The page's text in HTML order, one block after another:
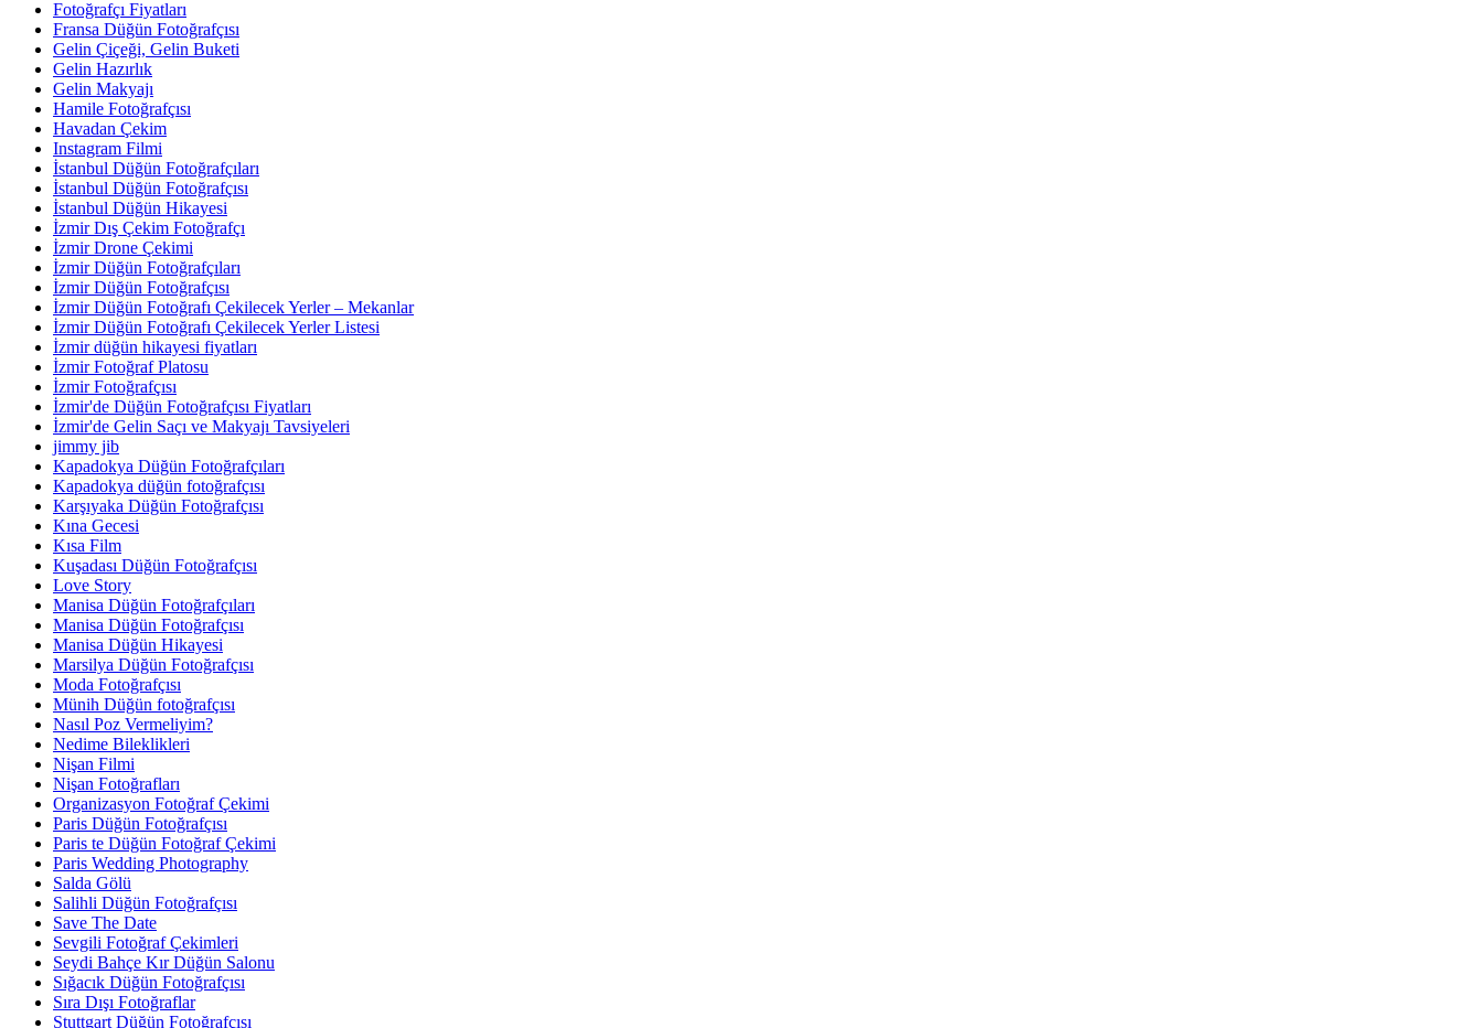
Fotoğrafçı Fiyatları
Fransa Düğün Fotoğrafçısı
Gelin Çiçeği, Gelin Buketi
Gelin Hazırlık
Gelin Makyajı
Hamile Fotoğrafçısı
Havadan Çekim
Instagram Filmi
İstanbul Düğün Fotoğrafçıları
İstanbul Düğün Fotoğrafçısı
İstanbul Düğün Hikayesi
İzmir Dış Çekim Fotoğrafçı
İzmir Drone Çekimi
İzmir Düğün Fotoğrafçıları
İzmir Düğün Fotoğrafçısı
İzmir Düğün Fotoğrafı Çekilecek Yerler – Mekanlar
İzmir Düğün Fotoğrafı Çekilecek Yerler Listesi
İzmir düğün hikayesi fiyatları
İzmir Fotoğraf Platosu
İzmir Fotoğrafçısı
İzmir'de Düğün Fotoğrafçısı Fiyatları
İzmir'de Gelin Saçı ve Makyajı Tavsiyeleri
jimmy jib
Kapadokya Düğün Fotoğrafçıları
Kapadokya düğün fotoğrafçısı
Karşıyaka Düğün Fotoğrafçısı
Kına Gecesi
Kısa Film
Kuşadası Düğün Fotoğrafçısı
Love Story
Manisa Düğün Fotoğrafçıları
Manisa Düğün Fotoğrafçısı
Manisa Düğün Hikayesi
Marsilya Düğün Fotoğrafçısı
Moda Fotoğrafçısı
Münih Düğün fotoğrafçısı
Nasıl Poz Vermeliyim?
Nedime Bileklikleri
Nişan Filmi
Nişan Fotoğrafları
Organizasyon Fotoğraf Çekimi
Paris Düğün Fotoğrafçısı
Paris te Düğün Fotoğraf Çekimi
Paris Wedding Photography
Salda Gölü
Salihli Düğün Fotoğrafçısı
Save The Date
Sevgili Fotoğraf Çekimleri
Seydi Bahçe Kır Düğün Salonu
Sığacık Düğün Fotoğrafçısı
Sıra Dışı Fotoğraflar
Stuttgart Düğün Fotoğrafçısı